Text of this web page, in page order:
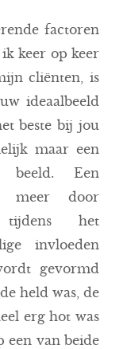
factoren
keer op keer
cliënten, is
ideaalbeeld
beste bij jou
maar een
beeld. Een
meer door
tijdens het
invloeden
gevormd
held was, de
erg hot was
een van beide